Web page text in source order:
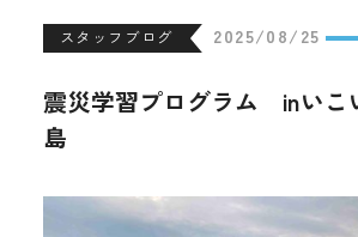
スタッフブログ 2025/08/25
震災学習プログラム inいこ
島